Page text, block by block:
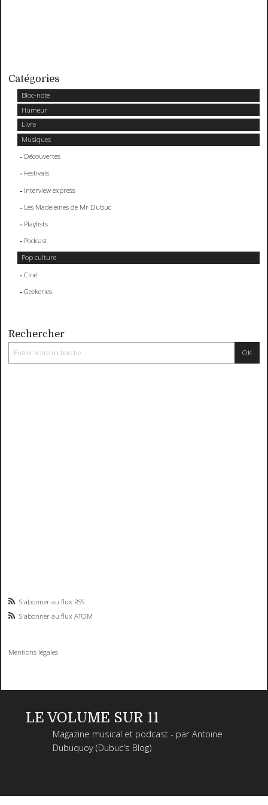
Catégories
Bloc-note
Humeur
Livre
Musiques
Découvertes
Festivals
Interview express
Les Madeleines de Mr Dubuc
Playlists
Podcast
Pop culture
Ciné
Geekeries
Rechercher
S'abonner au flux RSS
S'abonner au flux ATOM
Mentions légales
LE VOLUME SUR 11
Magazine musical et podcast - par Antoine
Dubuquoy (Dubuc's Blog)